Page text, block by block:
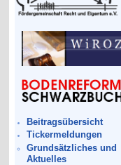
Beitragsübersicht
Tickermeldungen
Grundsätzliches und
Aktuelles